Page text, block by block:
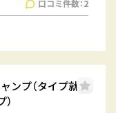
口コミ件数：2
ンプ（タイプ就